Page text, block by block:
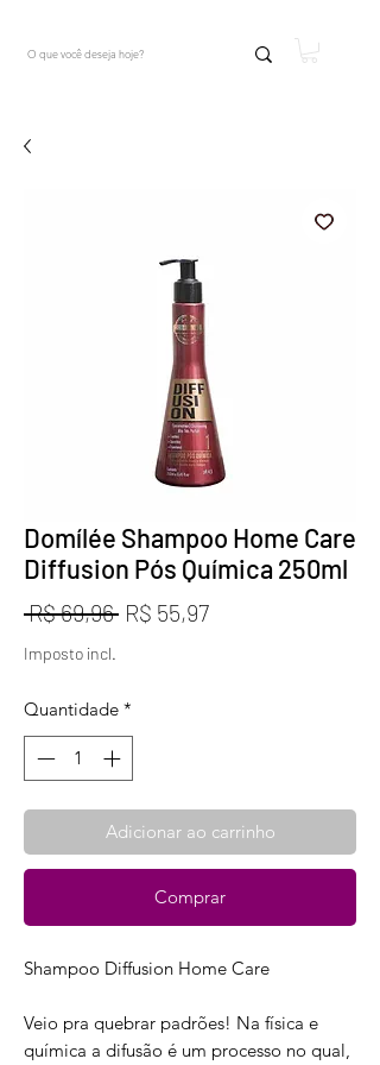
Domílée Shampoo Home Care
Diffusion Pós Química 250ml
R$ 69,96 Preço
R$ 55,97Preço
Imposto incl.
Quantidade *
Adicionar ao carrinho
Comprar
Shampoo Diffusion Home Care
Veio pra quebrar padrões! Na física e
química a difusão é um processo no qual,